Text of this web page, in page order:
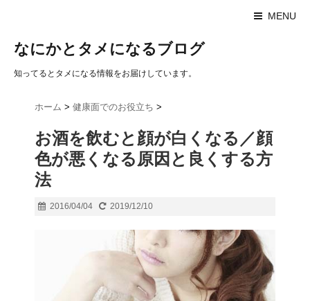
MENU
なにかとタメになるブログ
知ってるとタメになる情報をお届けしています。
ホーム > 健康面でのお役立ち >
お酒を飲むと顔が白くなる／顔
色が悪くなる原因と良くする方
法
2016/04/04 2019/12/10